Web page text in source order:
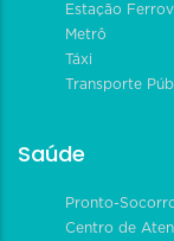
Estação
Metrô
Táxi
Transporte
Saúde
Pronto-
Centro de